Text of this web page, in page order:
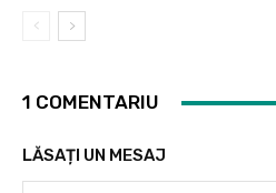
1 COMENTARIU
LĂSAȚI UN MESAJ